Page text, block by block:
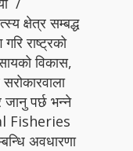
क्षेत्र सम्बद्ध
राष्ट्रको
विकास,
पर्छ भन्ने
Fisheries
अवधारणा